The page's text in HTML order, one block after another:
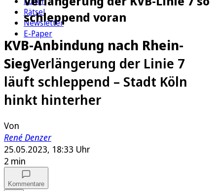
Rätsel
Newsletter
E-Paper
schleppend voran
KVB-Anbindung nach Rhein-
SiegVerlängerung der Linie 7
läuft schleppend – Stadt Köln
hinkt hinterher
Von
René Denzer
25.05.2023, 18:33 Uhr
2 min
Kommentare